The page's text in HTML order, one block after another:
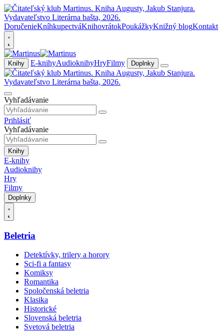
DoručenieKníhkupectváKnihovrátokPoukážkyKnižný blogKontakt
Knihy E-knihyAudioknihyHryFilmy Doplnky
Vyhľadávanie
Prihlásiť
Vyhľadávanie
Knihy
E-knihy
Audioknihy
Hry
Filmy
Doplnky
Beletria
Detektívky, trilery a horory
Sci-fi a fantasy
Komiksy
Romantika
Spoločenská beletria
Klasika
Historické
Slovenská beletria
Svetová beletria